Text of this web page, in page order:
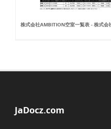
株式会社AMBITION空室一覧表 - 株式会
JaDocz.com